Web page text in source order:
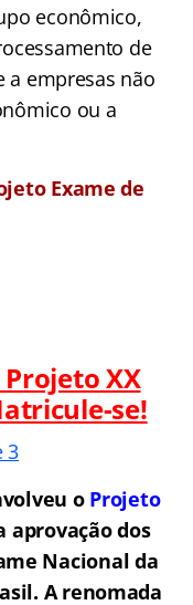
econômico,
de
a empresas não
ou a
Exame de
Projeto XX
se!
o Projeto
aprovação dos
Nacional da
A renomada